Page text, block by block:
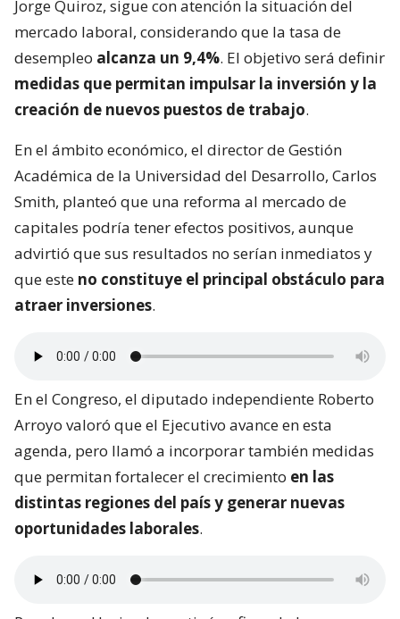
Jorge Quiroz, sigue con atención la situación del
mercado laboral, considerando que la tasa de
desempleo alcanza un 9,4%. El objetivo será definir
medidas que permitan impulsar la inversión y la
creación de nuevos puestos de trabajo.
En el ámbito económico, el director de Gestión
Académica de la Universidad del Desarrollo, Carlos
Smith, planteó que una reforma al mercado de
capitales podría tener efectos positivos, aunque
advirtió que sus resultados no serían inmediatos y
que este no constituye el principal obstáculo para
atraer inversiones.
En el Congreso, el diputado independiente Roberto
Arroyo valoró que el Ejecutivo avance en esta
agenda, pero llamó a incorporar también medidas
que permitan fortalecer el crecimiento en las
distintas regiones del país y generar nuevas
oportunidades laborales.